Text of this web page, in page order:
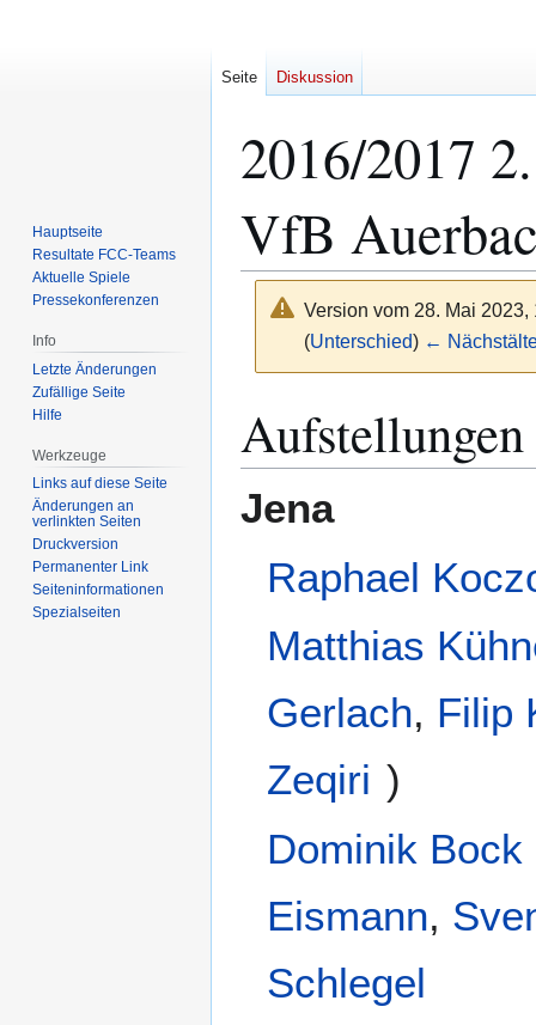
2016/2017
VfB
Version vom 28. Mai
(Unterschied) ←
Navigation
springen
Suche
springen
Aufstellungen
Jena
Raphael
Matthias
Gerlach, Filip
Zeqiri )
Dominik Bock
Eismann,
Schlegel
Seite Diskussion
Hauptseite
Resultate FCC-Teams
Aktuelle Spiele
Pressekonferenzen
Info
Letzte Änderungen
Zufällige Seite
Hilfe
Werkzeuge
Links auf diese Seite
Änderungen an
verlinkten Seiten
Druckversion
Permanenter Link
Seiten­­informationen
Spezialseiten